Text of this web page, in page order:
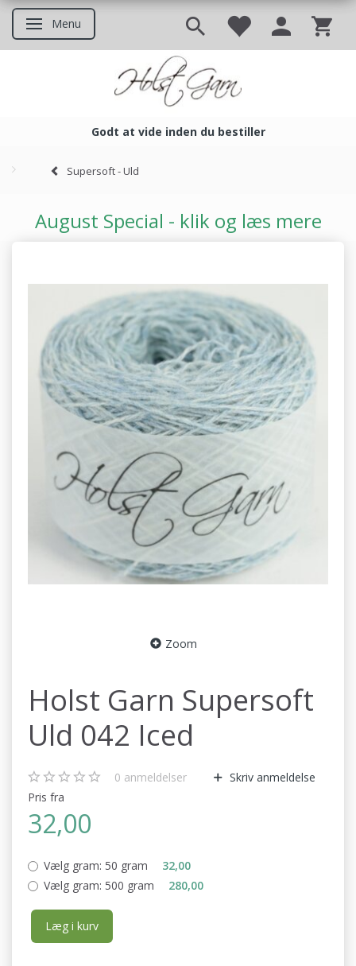
Skifte navigation
Menu
Godt at vide inden du bestiller
Supersoft - Uld
August Special - klik og læs mere
Zoom
Holst Garn Supersoft
Uld 042 Iced
0 anmeldelser
Skriv anmeldelse
Pris fra
32,00
Vælg gram: 50 gram
32,00
Vælg gram: 500 gram 280,00
Læg i kurv